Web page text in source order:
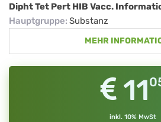
HIB
Vacc.
Dipht Tet Pert HIB Vacc.
Hauptgruppe: Substanz
MEHR
11
inkl. 10% MwSt